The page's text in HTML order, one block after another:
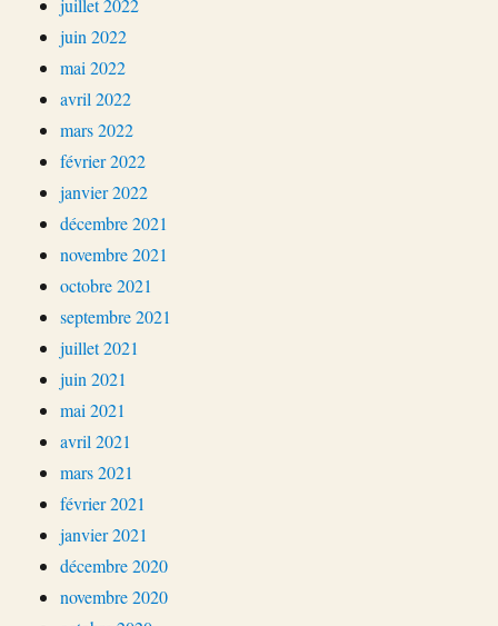
juin 2022
mai 2022
avril 2022
mars 2022
février 2022
janvier 2022
décembre 2021
novembre 2021
octobre 2021
septembre 2021
juillet 2021
juin 2021
mai 2021
avril 2021
mars 2021
février 2021
janvier 2021
décembre 2020
novembre 2020